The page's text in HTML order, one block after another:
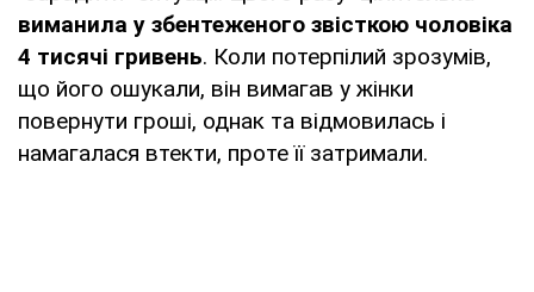
виманила у збентеженого звісткою чоловіка
4 тисячі гривень. Коли потерпілий зрозумів,
що його ошукали, він вимагав у жінки
повернути гроші, однак та відмовилась і
намагалася втекти, проте її затримали.